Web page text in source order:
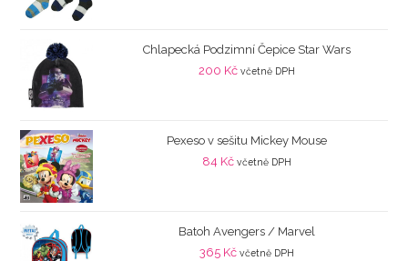
Chlapecká Podzimní Čepice Star Wars
200 Kč včetně DPH
Pexeso v sešitu Mickey Mouse
84 Kč včetně DPH
Batoh Avengers / Marvel
365 Kč včetně DPH